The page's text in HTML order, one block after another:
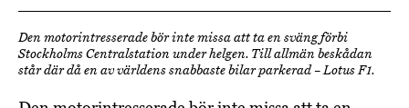
Den motorintresserade bör inte missa att ta en sväng förbi
Stockholms Centralstation under helgen. Till allmän beskådan
står där då en av världens snabbaste bilar parkerad – Lotus F1.